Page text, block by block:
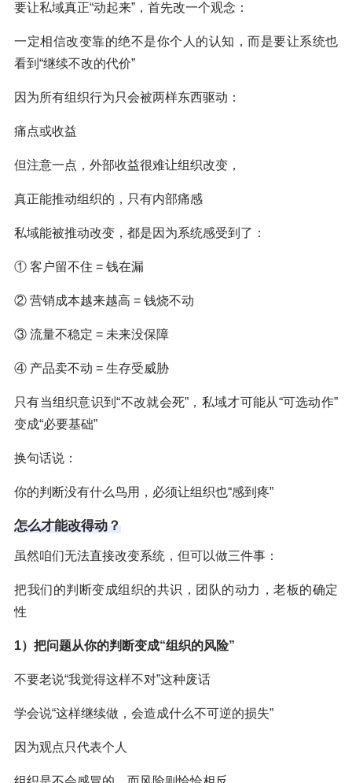
要让私域真正“动起来”，首先改一个观念：
一定相信改变靠的绝不是你个人的认知，而是要让系统也
看到“继续不改的代价”
因为所有组织行为只会被两样东西驱动：
痛点或收益
但注意一点，外部收益很难让组织改变，
真正能推动组织的，只有内部痛感
私域能被推动改变，都是因为系统感受到了：
① 客户留不住 = 钱在漏
② 营销成本越来越高 = 钱烧不动
③ 流量不稳定 = 未来没保障
④ 产品卖不动 = 生存受威胁
只有当组织意识到“不改就会死”，私域才可能从“可选动作”
变成“必要基础”
换句话说：
你的判断没有什么鸟用，必须让组织也“感到疼”
怎么才能改得动？
虽然咱们无法直接改变系统，但可以做三件事：
把我们的判断变成组织的共识，团队的动力，老板的确定
性
1）把问题从你的判断变成“组织的风险”
不要老说“我觉得这样不对”这种废话
学会说“这样继续做，会造成什么不可逆的损失”
因为观点只代表个人